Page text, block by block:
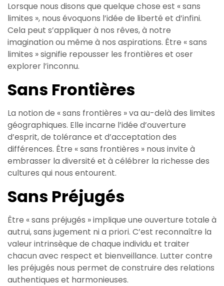
Lorsque nous disons que quelque chose est « sans
limites », nous évoquons l’idée de liberté et d’infini.
Cela peut s’appliquer à nos rêves, à notre
imagination ou même à nos aspirations. Être « sans
limites » signifie repousser les frontières et oser
explorer l’inconnu.
Sans Frontières
La notion de « sans frontières » va au-delà des limites
géographiques. Elle incarne l’idée d’ouverture
d’esprit, de tolérance et d’acceptation des
différences. Être « sans frontières » nous invite à
embrasser la diversité et à célébrer la richesse des
cultures qui nous entourent.
Sans Préjugés
Être « sans préjugés » implique une ouverture totale à
autrui, sans jugement ni a priori. C’est reconnaître la
valeur intrinsèque de chaque individu et traiter
chacun avec respect et bienveillance. Lutter contre
les préjugés nous permet de construire des relations
authentiques et harmonieuses.